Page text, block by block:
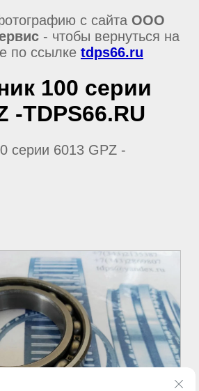
с сайта ООО
- чтобы вернуться на
по ссылке tdps66.ru
100 серии
-TDPS66.RU
серии 6013 GPZ -